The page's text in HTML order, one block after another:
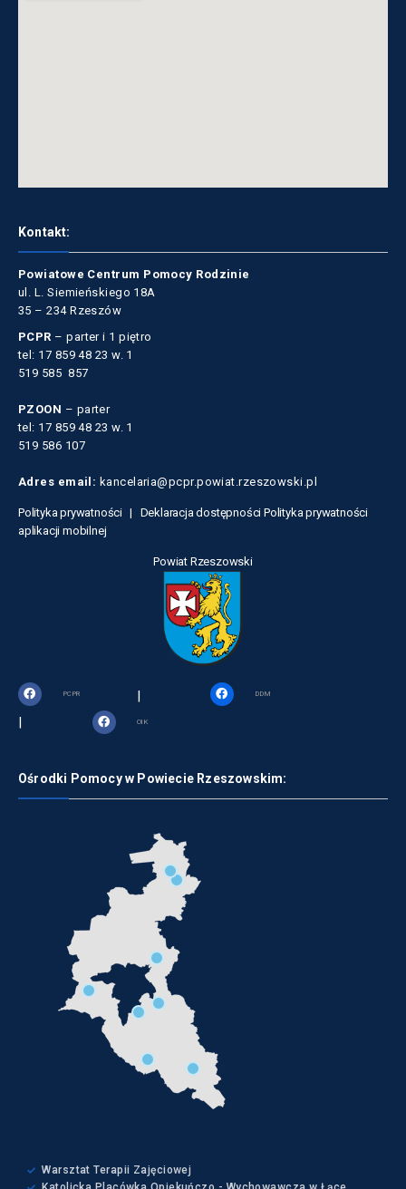
Kontakt:
Powiatowe Centrum Pomocy Rodzinie
ul. L. Siemieńskiego 18A
35 – 234 Rzeszów
PCPR – parter i 1 piętro
tel: 17 859 48 23 w. 1
519 585 857
PZOON – parter
tel: 17 859 48 23 w. 1
519 586 107
Adres email: kancelaria@pcpr.powiat.rzeszowski.pl
Polityka prywatności | Deklaracja dostępności Polityka prywatności
aplikacji mobilnej
Powiat Rzeszowski
PCPR | DDM
| OIK
Ośrodki Pomocy w Powiecie Rzeszowskim:
Warsztat Terapii Zajęciowej